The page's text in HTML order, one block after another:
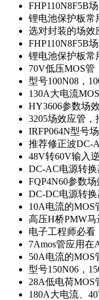
FHP110N8F5B
锂电池保护板常
选对封装的场效
FHP110N8F5B
锂电池保护板常
70V低压MOS管
型号100N08，
130A大电流
HY3606参数场
3205场效应管
IRFP064N型号
推荐修正波DC-
48V转60V输入
DC-AC电源转换
FQP4N60参数
DC-DC电源转换
10A电流的MOS
高压H桥PMW马
电子工程师必看
7Amos管应用在
50A电流的MOS
型号150N06，
28A低电荷MOS
180A大电流、